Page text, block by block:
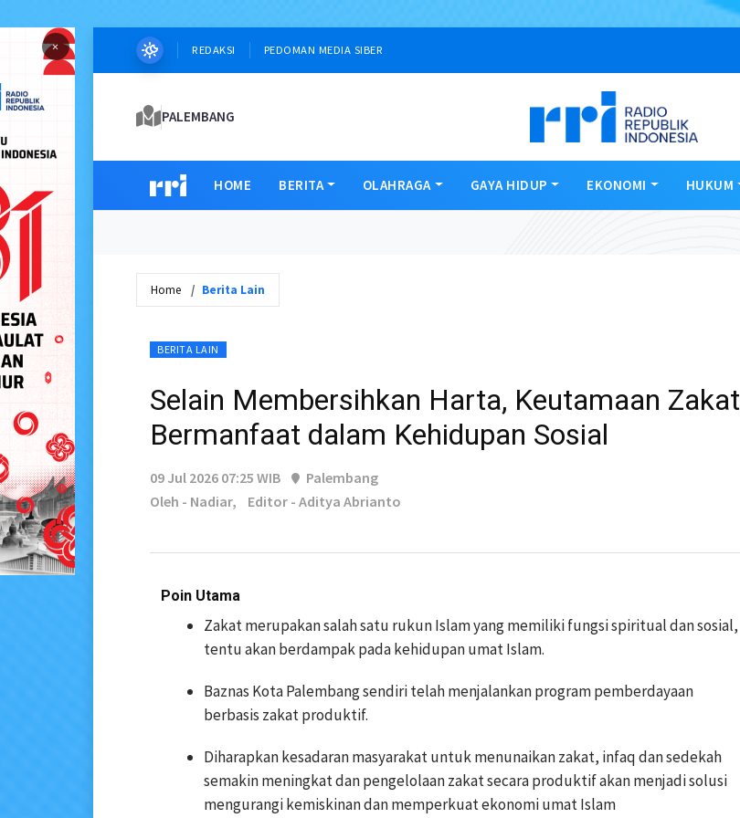
× REDAKSI PEDOMAN MEDIA SIBER
PALEMBANG
HOME BERITA OLAHRAGA GAYA HIDUP EKONOMI HUKUM
Home Berita Lain
BERITA LAIN
Selain Membersihkan Harta, Keutamaan Zakat
Bermanfaat dalam Kehidupan Sosial
09 Jul 2026 07:25 WIB
Palembang
Oleh - Nadiar,
Editor - Aditya Abrianto
Poin Utama
Zakat merupakan salah satu rukun Islam yang memiliki fungsi spiritual dan sosial,
tentu akan berdampak pada kehidupan umat Islam.
Baznas Kota Palembang sendiri telah menjalankan program pemberdayaan
berbasis zakat produktif.
Diharapkan kesadaran masyarakat untuk menunaikan zakat, infaq dan sedekah
semakin meningkat dan pengelolaan zakat secara produktif akan menjadi solusi
mengurangi kemiskinan dan memperkuat ekonomi umat Islam